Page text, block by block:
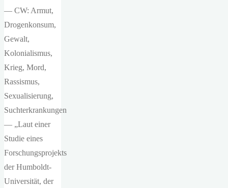
— CW: Armut,
Drogenkonsum,
Gewalt,
Kolonialismus,
Krieg, Mord,
Rassismus,
Sexualisierung,
Suchterkrankungen
— „Laut einer
Studie eines
Forschungsprojekts
der Humboldt-
Universität, der